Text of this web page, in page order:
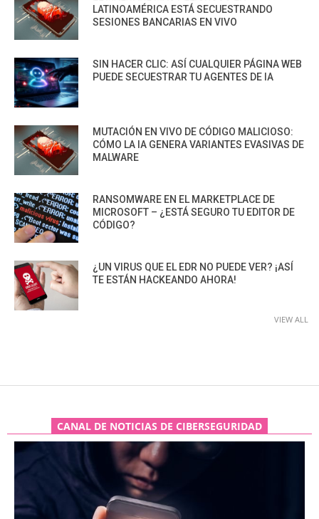
LATINOAMÉRICA ESTÁ SECUESTRANDO
SESIONES BANCARIAS EN VIVO
SIN HACER CLIC: ASÍ CUALQUIER PÁGINA WEB
PUEDE SECUESTRAR TU AGENTES DE IA
MUTACIÓN EN VIVO DE CÓDIGO MALICIOSO:
CÓMO LA IA GENERA VARIANTES EVASIVAS DE
MALWARE
RANSOMWARE EN EL MARKETPLACE DE
MICROSOFT – ¿ESTÁ SEGURO TU EDITOR DE
CÓDIGO?
¿UN VIRUS QUE EL EDR NO PUEDE VER? ¡ASÍ
TE ESTÁN HACKEANDO AHORA!
VIEW ALL
CANAL DE NOTICIAS DE CIBERSEGURIDAD